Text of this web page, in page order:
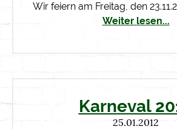
Wir feiern am Freitag, den
Weiter lesen...
Karneval
25.01.2012